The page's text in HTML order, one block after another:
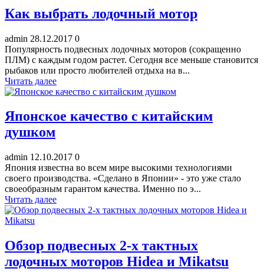
Как выбрать лодочный мотор
admin 28.12.2017 0
Популярность подвесных лодочных моторов (сокращенно
ПЛМ) с каждым годом растет. Сегодня все меньше становится
рыбаков или просто любителей отдыха на в...
Читать далее
Японское качество с китайским
душком
admin 12.10.2017 0
Япония известна во всем мире высокими технологиями
своего производства. «Сделано в Японии» - это уже стало
своеобразным гарантом качества. Именно по э...
Читать далее
Обзор подвесных 2-х тактных
лодочных моторов Hidea и Mikatsu